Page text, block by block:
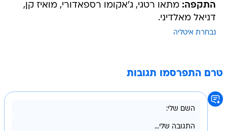
התקפה: מתאו רטגי, ג'אקומו רספאדורי, מואיז קן,
דניאל מאלדיני.
נבחרת איטליה
טרם התפרסמו תגובות